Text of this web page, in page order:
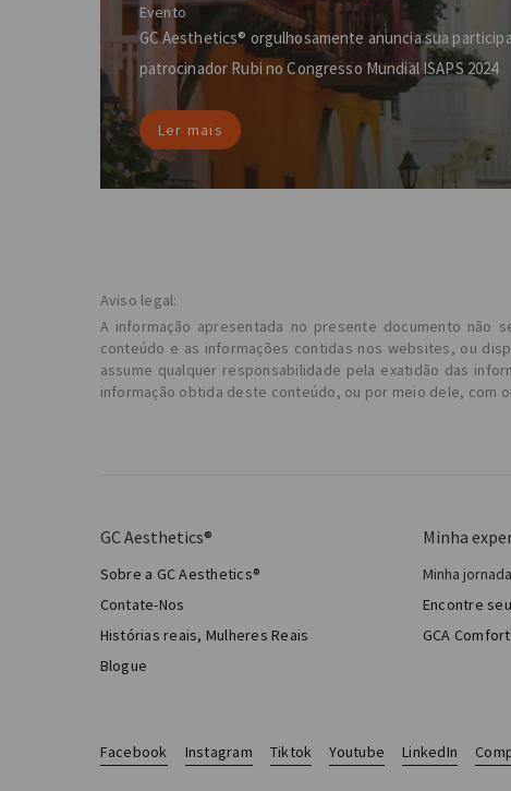
Evento
GC Aesthetics® orgulhosamente anuncia sua
patrocinador Rubi no Congresso Mundial ISAPS 2024
Ler mais
Aviso legal:
A informação apresentada no presente documento não
conteúdo e as informações contidas nos websites, ou
assume qualquer responsabilidade pela exatidão das
informação obtida deste conteúdo, ou por meio dele, com
GC Aesthetics®
Sobre a GC Aesthetics®
Contate-Nos
Histórias reais, Mulheres Reais
Blogue
Minha
Minha
Minha
Cirurgia
Total
Encontre
GCA
Facebook Instagram Tiktok Youtube LinkedIn